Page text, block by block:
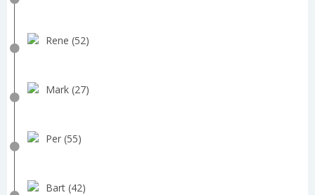
Rene (52)
Mark (27)
Per (55)
Bart (42)